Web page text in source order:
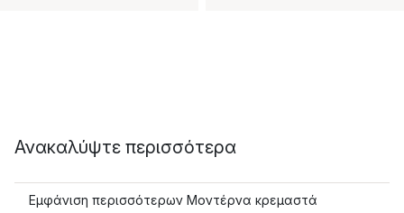
Ανακαλύψτε περισσότερα
Εμφάνιση περισσότερων Μοντέρνα κρεμαστά